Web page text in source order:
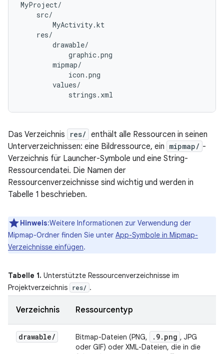
MyProject/
    src/
        MyActivity.kt
    res/
        drawable/
            graphic.png
        mipmap/
            icon.png
        values/
Das Verzeichnis res/ enthält alle Ressourcen in seinen
Unterverzeichnissen: eine Bildressource, ein mipmap/ -
Verzeichnis für Launcher-Symbole und eine String-
Ressourcendatei. Die Namen der
Ressourcenverzeichnisse sind wichtig und werden in
Tabelle 1 beschrieben.
Hinweis:Weitere Informationen zur Verwendung der
Mipmap-Ordner finden Sie unter App-Symbole in Mipmap-
Verzeichnisse einfügen.
Tabelle 1. Unterstützte Ressourcenverzeichnisse im
Projektverzeichnis
res/ .
Verzeichnis Ressourcentyp
drawable/ Bitmap-Dateien (PNG, .9.png , JPG
oder GIF) oder XML-Dateien, die in die